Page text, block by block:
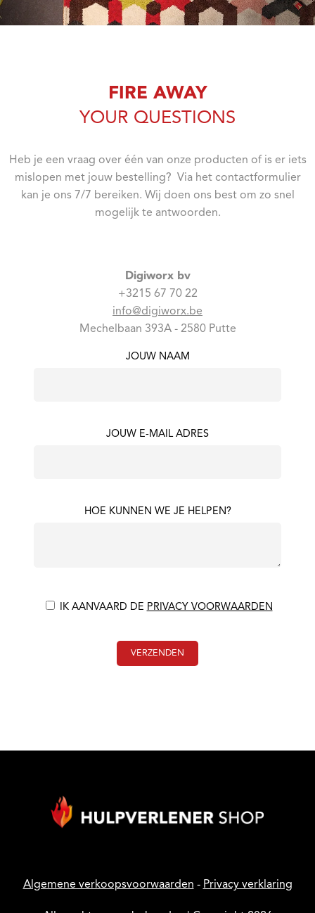
FIRE AWAY
YOUR QUESTIONS
Heb je een vraag over één van onze producten of is er iets
mislopen met jouw bestelling? Via het contactformulier
kan je ons 7/7 bereiken. Wij doen ons best om zo snel
mogelijk te antwoorden.
Digiworx bv
+3215 67 70 22
info@digiworx.be
Mechelbaan 393A - 2580 Putte
JOUW NAAM
JOUW E-MAIL ADRES
HOE KUNNEN WE JE HELPEN?
IK AANVAARD DE PRIVACY VOORWAARDEN
Algemene verkoopsvoorwaarden - Privacy verklaring